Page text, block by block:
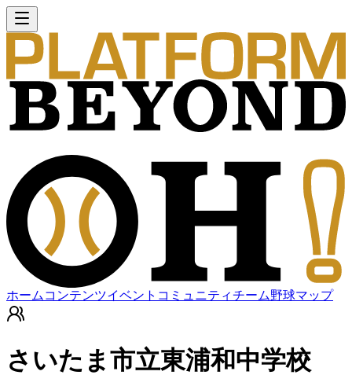
ホーム コンテンツイベント コミュニティチーム野球マップ
さいたま市立東浦和中学校